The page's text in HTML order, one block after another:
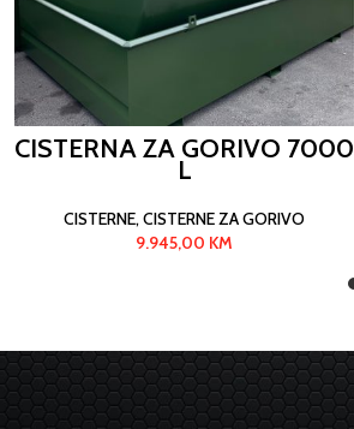
CISTERNA ZA GORIVO 7000
L
CISTERNE,CISTERNE ZA GORIVO
9.945,00 KM